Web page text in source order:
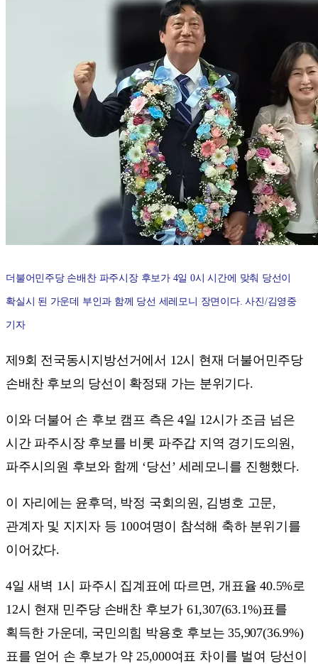
더불어민주당 손배찬 파주시장 후보가 4일 0시 시간에 맞춰 당선이
확실시 된 가운데 부인과 함께 당선 세레모니 장면이다. 사진/김영중
기자
제9회 전국동시지방선거에서 12시 현재 더불어민주당
손배찬 후보의 당선이 확정돼 가는 분위기다.
이와 더불어 손 후보 캠프 측은 4일 12시가 조금 넘은
시간 파주시장 후보를 비롯 파주갑 지역 경기도의원,
파주시의원 후보와 함께 ‘당선’ 세레모니를 진행했다.
이 자리에는 윤후덕, 박정 국회의원, 김병호 고문,
관계자 및 지지자 등 100여명이 참석해 축하 분위기를
이어갔다.
4일 새벽 1시 파주시 집계표에 따르면, 개표율 40.5%로
12시 현재 민주당 손배찬 후보가 61,307(63.1%)표를
획득한 가운데, 국민의힘 박용호 후보는 35,907(36.9%)
표를 얻어 손 후보가 약 25,000여표 차이를 벌여 당선이